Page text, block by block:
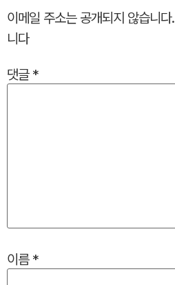
이메일 주소는 공개되지 않습니다.
니다
댓글 *
이름 *